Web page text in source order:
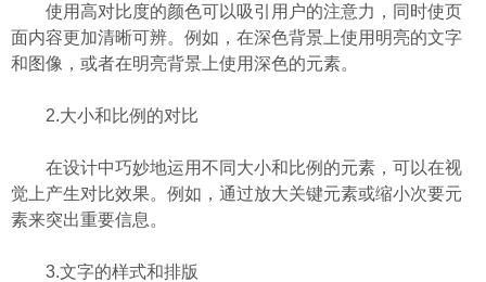
使用高对比度的颜色可以吸引用户的注意力，同时使页
面内容更加清晰可辨。例如，在深色背景上使用明亮的文字
和图像，或者在明亮背景上使用深色的元素。
2.大小和比例的对比
在设计中巧妙地运用不同大小和比例的元素，可以在视
觉上产生对比效果。例如，通过放大关键元素或缩小次要元
素来突出重要信息。
3.文字的样式和排版